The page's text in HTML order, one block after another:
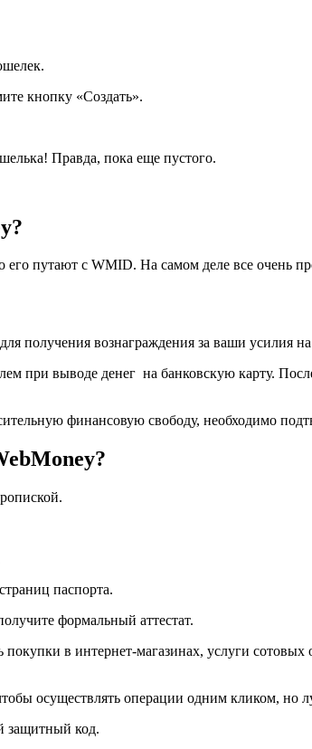
кнопку «Создать».
Правда, пока еще пустого.
его путают с WMID. На самом деле все очень
получения вознаграждения за ваши усилия
при выводе денег на банковскую карту.
финансовую свободу, необходимо
паспорта.
формальный аттестат.
в интернет-магазинах, услуги
осуществлять операции одним кликом, но
защитный код.